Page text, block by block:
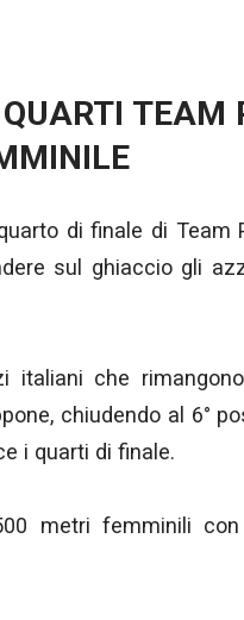
TEAM
di finale di Team
sul ghiaccio gli
italiani che
chiudendo al 6°
i quarti di finale.
metri femminili con